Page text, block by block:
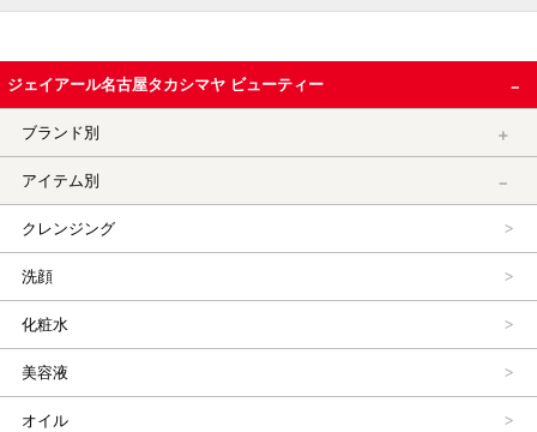
ジェイアール名古屋タカシマヤ ビューティー
ブランド別
アイテム別
クレンジング
洗顔
化粧水
美容液
オイル